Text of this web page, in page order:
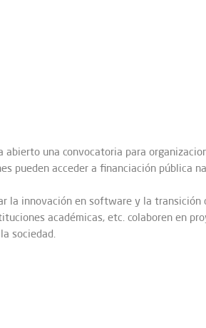
una convocatoria para
pueden acceder a financiación pública
la innovación en software y la
académicas, etc. colaboren en
sociedad.